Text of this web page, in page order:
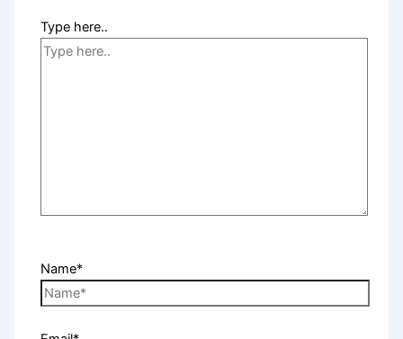
Type here..
Name*